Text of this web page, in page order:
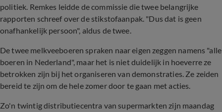
politiek. Remkes leidde de commissie die twee belangrijke
rapporten schreef over de stikstofaanpak. "Dus dat is geen
onafhankelijk persoon", aldus de twee.
De twee melkveeboeren spraken naar eigen zeggen namens "alle
boeren in Nederland", maar het is niet duidelijk in hoeverre ze
betrokken zijn bij het organiseren van demonstraties. Ze zeiden
bereid te zijn om de hele zomer door te gaan met acties.
Zo'n twintig distributiecentra van supermarkten zijn maandag